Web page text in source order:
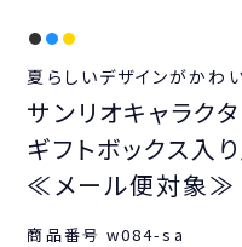
夏らしいデザインがかわ
サンリオキャラ
ギフトボックス入
≪メール便対象≫
商品番号 w084-sa